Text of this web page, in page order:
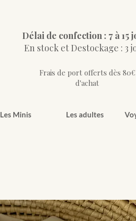
Délai de confection : 7 à 15
En stock et Destockage : 3
Frais de port offerts dès 80€
d'achat
Les Minis Les adultes